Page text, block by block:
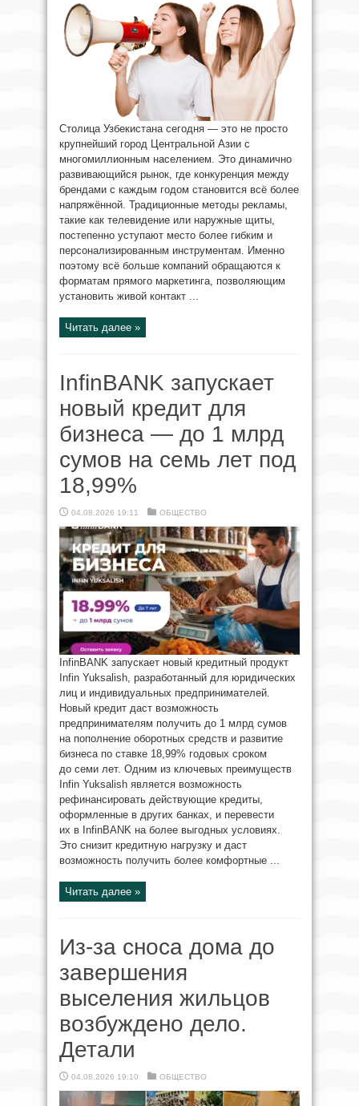
Столица Узбекистана сегодня — это не просто
крупнейший город Центральной Азии с
многомиллионным населением. Это динамично
развивающийся рынок, где конкуренция между
брендами с каждым годом становится всё более
напряжённой. Традиционные методы рекламы,
такие как телевидение или наружные щиты,
постепенно уступают место более гибким и
персонализированным инструментам. Именно
поэтому всё больше компаний обращаются к
форматам прямого маркетинга, позволяющим
установить живой контакт ...
Читать далее »
InfinBANK запускает
новый кредит для
бизнеса — до 1 млрд
сумов на семь лет под
18,99%
04.08.2026 19:11 ОБЩЕСТВО
InfinBANK запускает новый кредитный продукт
Infin Yuksalish, разработанный для юридических
лиц и индивидуальных предпринимателей.
Новый кредит даст возможность
предпринимателям получить до 1 млрд сумов
на пополнение оборотных средств и развитие
бизнеса по ставке 18,99% годовых сроком
до семи лет. Одним из ключевых преимуществ
Infin Yuksalish является возможность
рефинансировать действующие кредиты,
оформленные в других банках, и перевести
их в InfinBANK на более выгодных условиях.
Это снизит кредитную нагрузку и даст
возможность получить более комфортные ...
Читать далее »
Из-за сноса дома до
завершения
выселения жильцов
возбуждено дело.
Детали
04.08.2026 19:10 ОБЩЕСТВО